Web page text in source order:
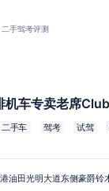
手驾考评测
机车专卖老席Club
二手车 驾考 试驾
油田光明大道东侧豪爵铃